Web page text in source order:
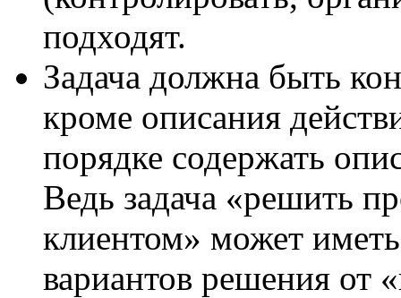
подходят.
Задача должна быть
кроме описания
порядке содержать
Ведь задача «решить
клиентом» может
вариантов решения от